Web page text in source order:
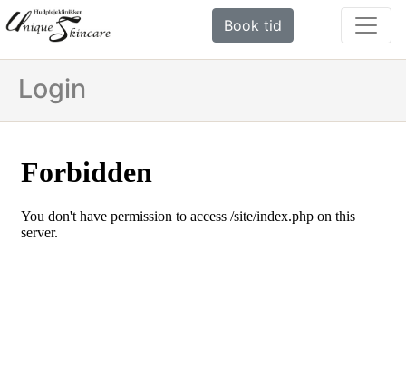
Book tid
Login